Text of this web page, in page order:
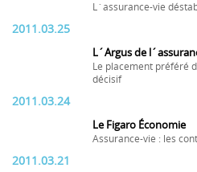
L´assurance-vie
2011.03.25
L´Argus de
Le placement préféré
décisif
2011.03.24
Le Figaro Économie
Assurance-vie : les
2011.03.21